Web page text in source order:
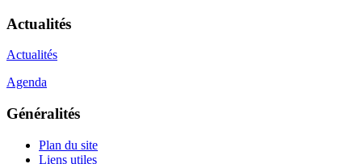
Actualités
Actualités
Agenda
Généralités
Plan du site
Liens utiles